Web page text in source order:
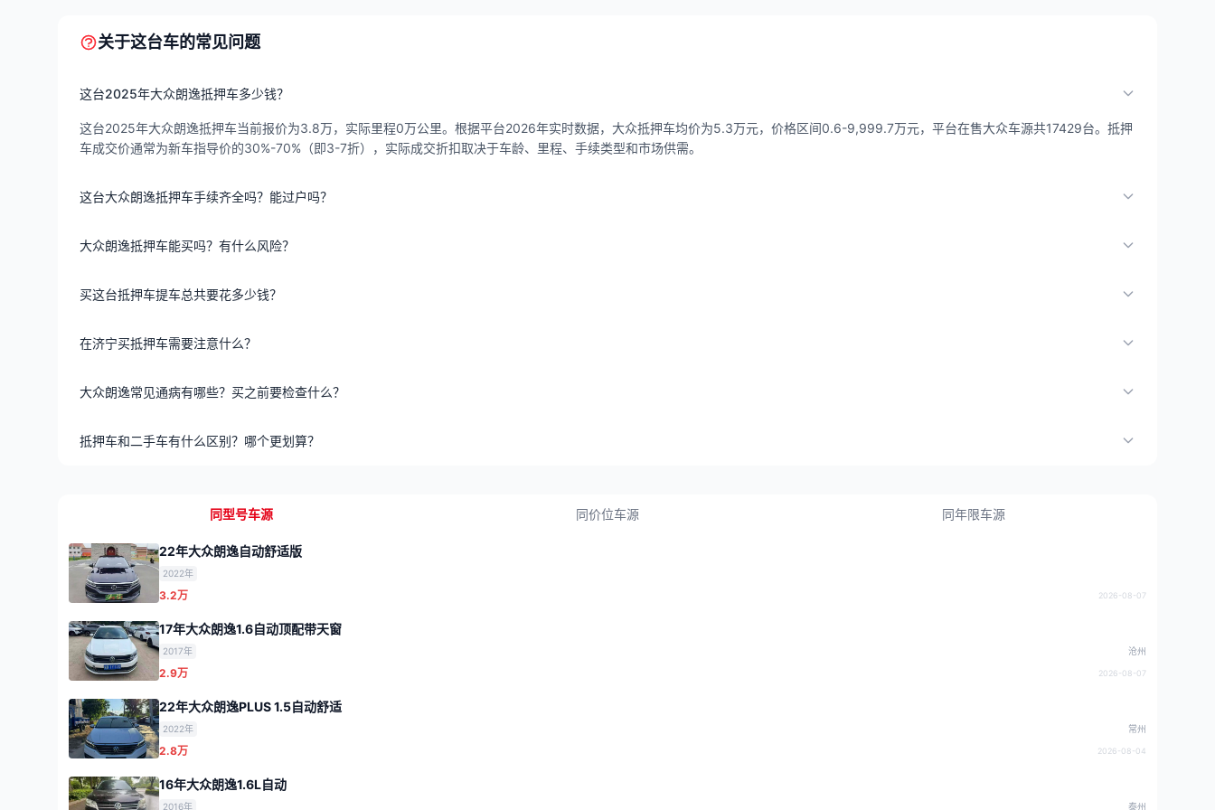
关于这台车的常见问题
这台2025年大众朗逸抵押车多少钱？
这台2025年大众朗逸抵押车当前报价为3.8万，实际里程0万公里。根据平台2026年实时数据，大众抵押车均价为5.3万元，价格区间0.6-9,999.7万元，平台在售大众车源共17429台。抵押
车成交价通常为新车指导价的30%-70%（即3-7折），实际成交折扣取决于车龄、里程、手续类型和市场供需。
这台大众朗逸抵押车手续齐全吗？能过户吗？
大众朗逸抵押车能买吗？有什么风险？
买这台抵押车提车总共要花多少钱？
在济宁买抵押车需要注意什么？
大众朗逸常见通病有哪些？买之前要检查什么？
抵押车和二手车有什么区别？哪个更划算？
同型号车源 同价位车源 同年限车源
22年大众朗逸自动舒适版
2022年
3.2万 2026-08-07
17年大众朗逸1.6自动顶配带天窗
2017年 沧州
2.9万 2026-08-07
22年大众朗逸PLUS 1.5自动舒适
2022年 常州
2.8万 2026-08-04
16年大众朗逸1.6L自动
2016年 泰州